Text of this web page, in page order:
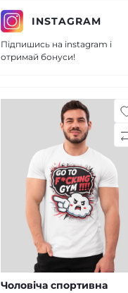
INSTAGRAM
Підпишись на instagram і
отримай бонуси!
Чоловіча спортивна